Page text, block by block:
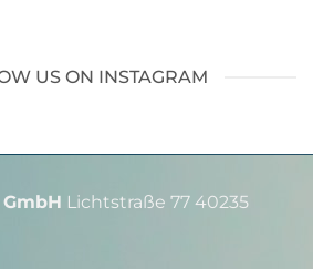
US ON INSTAGRAM
Lichtstraße 77 40235